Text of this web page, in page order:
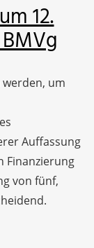
12.
um
Auffassung
Finanzierung
von fünf,